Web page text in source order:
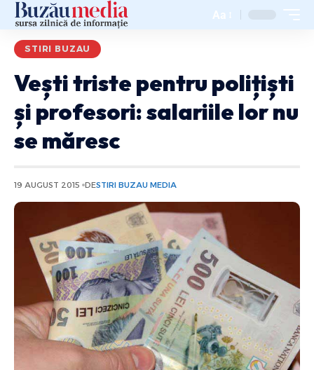
Aa
STIRI BUZAU
Vești triste pentru polițiști
și profesori: salariile lor nu
se măresc
19 AUGUST 2015 DESTIRI BUZAU MEDIA